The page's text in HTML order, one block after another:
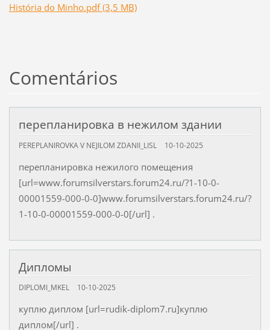
História do Minho.pdf (3,5 MB)
Comentários
перепланировка в нежилом здании
PEREPLANIROVKA V NEJILOM ZDANII_LISL 10-10-2025
перепланировка нежилого помещения
[url=www.forumsilverstars.forum24.ru/?1-10-0-
00001559-000-0-0]www.forumsilverstars.forum24.ru/?
1-10-0-00001559-000-0-0[/url] .
Дипломы
DIPLOMI_MKEL 10-10-2025
куплю диплом [url=rudik-diplom7.ru]куплю
диплом[/url] .